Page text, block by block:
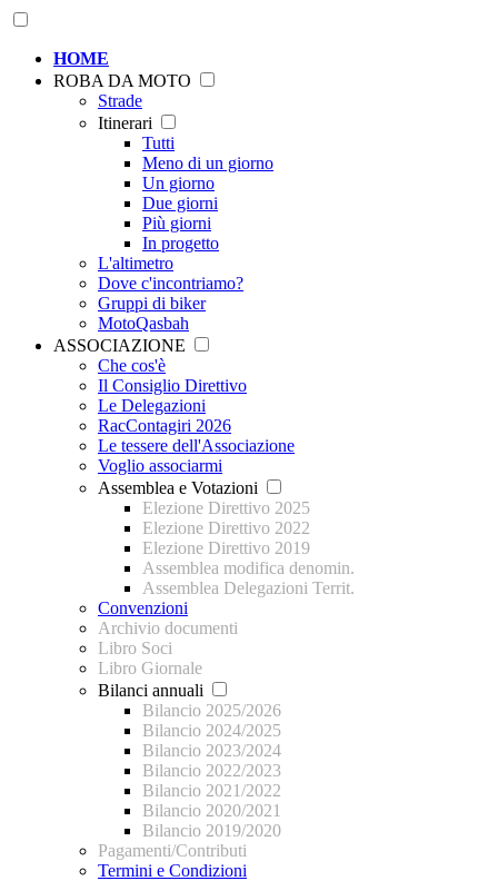
HOME
ROBA DA MOTO
Strade
Itinerari
Tutti
Meno di un giorno
Un giorno
Due giorni
Più giorni
In progetto
L'altimetro
Dove c'incontriamo?
Gruppi di biker
MotoQasbah
ASSOCIAZIONE
Che cos'è
Il Consiglio Direttivo
Le Delegazioni
RacContagiri 2026
Le tessere dell'Associazione
Voglio associarmi
Assemblea e Votazioni
Elezione Direttivo 2025
Elezione Direttivo 2022
Elezione Direttivo 2019
Assemblea modifica denomin.
Assemblea Delegazioni Territ.
Convenzioni
Archivio documenti
Libro Soci
Libro Giornale
Bilanci annuali
Bilancio 2025/2026
Bilancio 2024/2025
Bilancio 2023/2024
Bilancio 2022/2023
Bilancio 2021/2022
Bilancio 2020/2021
Bilancio 2019/2020
Pagamenti/Contributi
Termini e Condizioni